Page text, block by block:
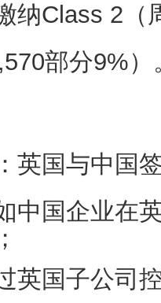
纳Class 2
部分9%）
：英国与中国
中国企业在
英国子公司